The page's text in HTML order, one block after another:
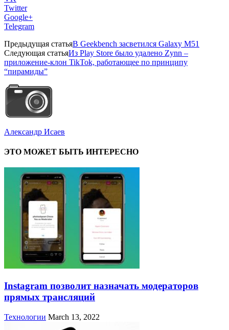
Twitter
Google+
Telegram
Предыдущая статьяВ Geekbench засветился Galaxy M51
Следующая статьяИз Play Store было удалено Zynn –
приложение-клон TikTok, работающее по принципу
“пирамиды”
Александр Исаев
ЭТО МОЖЕТ БЫТЬ ИНТЕРЕСНО
Instagram позволит назначать модераторов
прямых трансляций
Технологии March 13, 2022